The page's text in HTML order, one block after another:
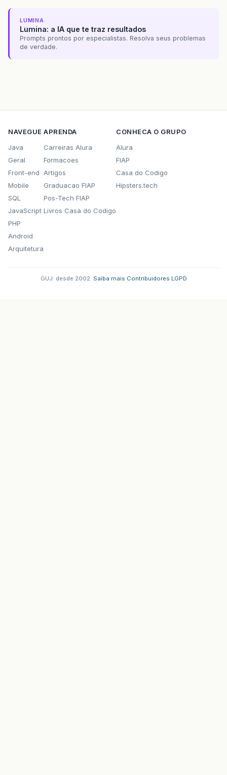
LUMINA
Lumina: a IA que te traz resultados
Prompts prontos por especialistas. Resolva seus problemas
de verdade.
NAVEGUE
Java
Geral
Front-end
Mobile
SQL
JavaScript
PHP
Android
Arquitetura
APRENDA
Carreiras Alura
Formacoes
Artigos
Graduacao FIAP
Pos-Tech FIAP
Livros Casa do Codigo
CONHECA O GRUPO
Alura
FIAP
Casa do Codigo
Hipsters.tech
GUJ: desde 2002. Saiba mais Contribuidores LGPD